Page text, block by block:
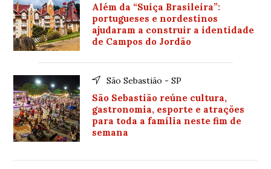
Além da “Suíça Brasileira”:
portugueses e nordestinos
ajudaram a construir a identidade
de Campos do Jordão
São Sebastião - SP
São Sebastião reúne cultura,
gastronomia, esporte e atrações
para toda a família neste fim de
semana